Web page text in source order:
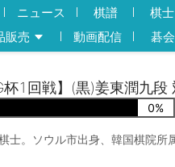
ニュース 棋譜 棋士
販売
動画配信 碁
1回戦】(黒)姜東潤九
0%
士。ソウル市出身、韓国棋院所